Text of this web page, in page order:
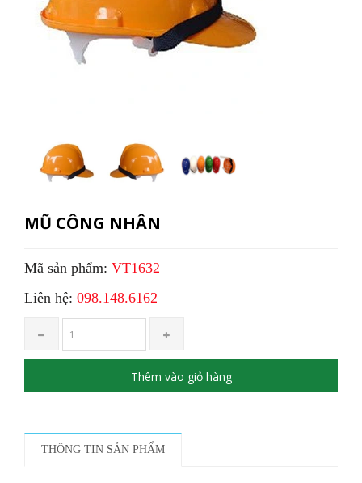
MŨ CÔNG NHÂN
Mã sản phẩm: VT1632
Liên hệ: 098.148.6162
Thêm vào giỏ hàng
THÔNG TIN SẢN PHẨM